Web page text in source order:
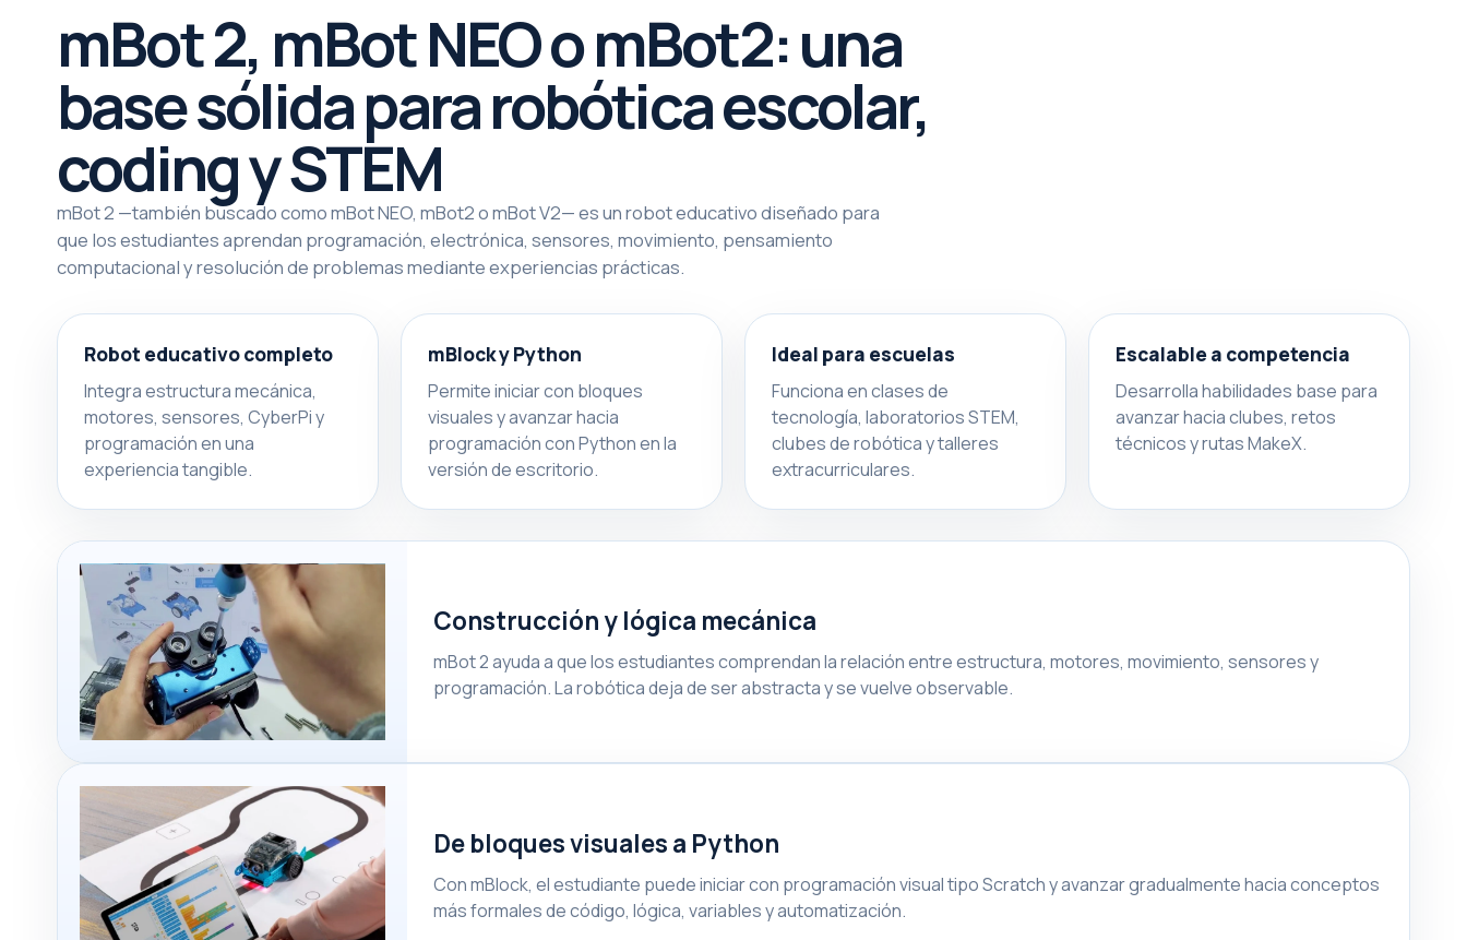
mBot 2, mBot NEO o mBot2: una
base sólida para robótica escolar,
coding y STEM
mBot 2 —también buscado como mBot NEO, mBot2 o mBot V2— es un robot educativo diseñado para
que los estudiantes aprendan programación, electrónica, sensores, movimiento, pensamiento
computacional y resolución de problemas mediante experiencias prácticas.
Robot educativo completo
Integra estructura mecánica,
motores, sensores, CyberPi y
programación en una
experiencia tangible.
mBlock y Python
Permite iniciar con bloques
visuales y avanzar hacia
programación con Python en la
versión de escritorio.
Ideal para escuelas
Funciona en clases de
tecnología, laboratorios STEM,
clubes de robótica y talleres
extracurriculares.
Escalable a competencia
Desarrolla habilidades base para
avanzar hacia clubes, retos
técnicos y rutas MakeX.
Construcción y lógica mecánica
mBot 2 ayuda a que los estudiantes comprendan la relación entre estructura, motores, movimiento, sensores y
programación. La robótica deja de ser abstracta y se vuelve observable.
De bloques visuales a Python
Con mBlock, el estudiante puede iniciar con programación visual tipo Scratch y avanzar gradualmente hacia conceptos
más formales de código, lógica, variables y automatización.